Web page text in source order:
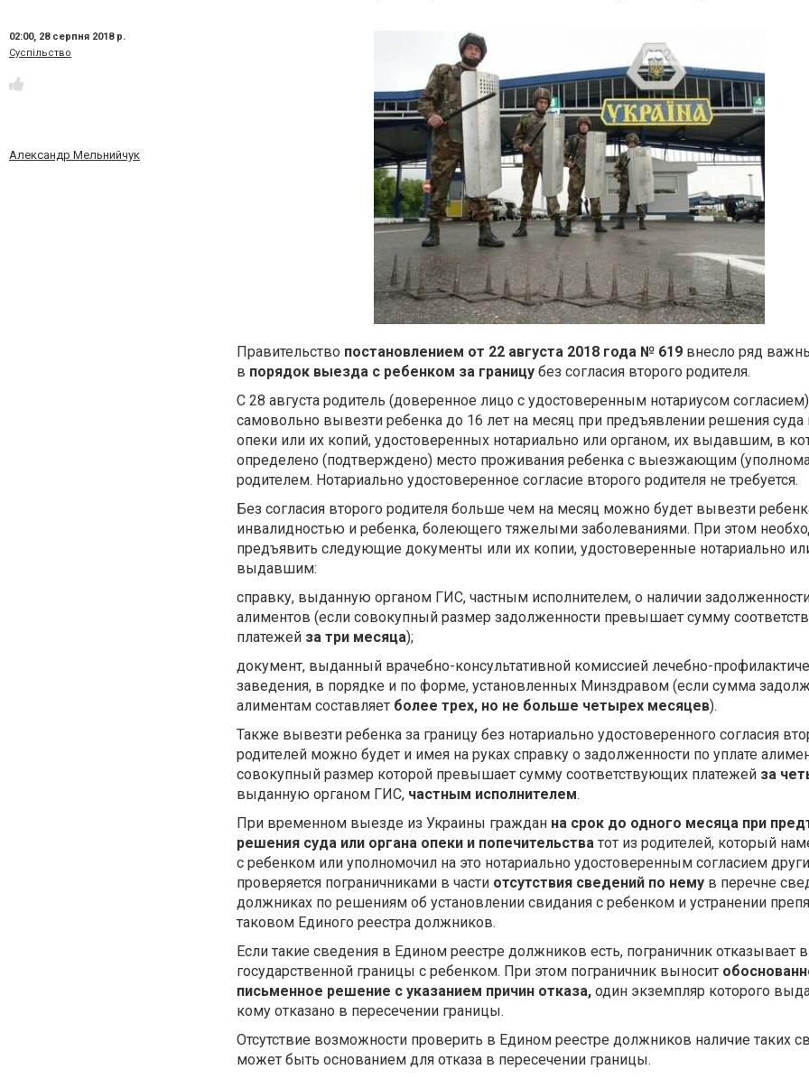
02:00, 28 серпня 2018 р.
Суспільство
Александр Мельнийчук
Правительство постановлением от 22 августа 2018 года № 619 внесло ряд
в порядок выезда с ребенком за границу без согласия второго родителя.
С 28 августа родитель (доверенное лицо с удостоверенным нотариусом
самовольно вывезти ребенка до 16 лет на месяц при предъявлении решения суда
опеки или их копий, удостоверенных нотариально или органом, их выдавшим, в
определено (подтверждено) место проживания ребенка с выезжающим
родителем. Нотариально удостоверенное согласие второго родителя не требуется.
Без согласия второго родителя больше чем на месяц можно будет вывезти
инвалидностью и ребенка, болеющего тяжелыми заболеваниями. При этом
предъявить следующие документы или их копии, удостоверенные нотариально
выдавшим:
справку, выданную органом ГИС, частным исполнителем, о наличии
алиментов (если совокупный размер задолженности превышает сумму
платежей за три месяца);
документ, выданный врачебно-консультативной комиссией лечебно-
заведения, в порядке и по форме, установленных Минздравом (если сумма
алиментам составляет более трех, но не больше четырех месяцев).
Также вывезти ребенка за границу без нотариально удостоверенного согласия
родителей можно будет и имея на руках справку о задолженности по уплате
совокупный размер которой превышает сумму соответствующих платежей за
выданную органом ГИС, частным исполнителем.
При временном выезде из Украины граждан на срок до одного месяца при
решения суда или органа опеки и попечительства тот из родителей, который
с ребенком или уполномочил на это нотариально удостоверенным согласием
проверяется пограничниками в части отсутствия сведений по нему в перечне
должниках по решениям об установлении свидания с ребенком и устранении
таковом Единого реестра должников.
Если такие сведения в Едином реестре должников есть, пограничник отказывает
государственной границы с ребенком. При этом пограничник выносит
письменное решение с указанием причин отказа, один экземпляр которого
кому отказано в пересечении границы.
Отсутствие возможности проверить в Едином реестре должников наличие таких
может быть основанием для отказа в пересечении границы.